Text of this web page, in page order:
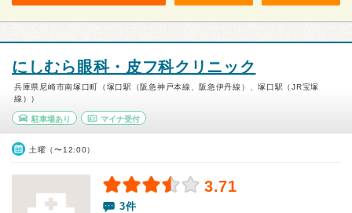
にしむら眼科・皮フ科クリニック
兵庫県尼崎市南塚口町（塚口駅（阪急神戸本線、阪急伊丹線）、塚口駅（JR宝塚
線））
駐車場あり マイナ受付
土曜（〜12:00）
3.71
3件